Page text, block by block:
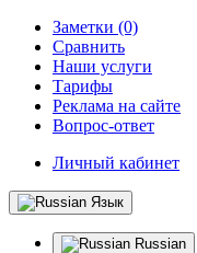
Заметки (0)
Сравнить
Наши услуги
Тарифы
Реклама на сайте
Вопрос-ответ
Личный кабинет
Язык
Russian